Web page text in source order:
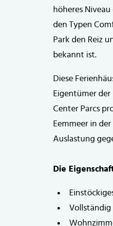
höheres
den Typen
Park den Reiz
bekannt ist.
Diese
Eigentümer
Center Parcs
Eemmeer in
Auslastung
Die